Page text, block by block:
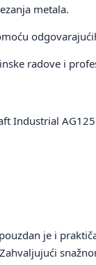
metala.
radove i
Industrial
je i